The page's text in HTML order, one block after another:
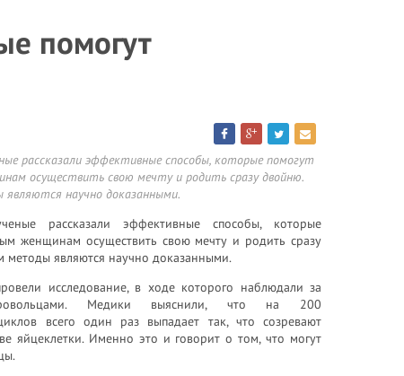
помогут
рассказали эффективные способы, которые помогут
осуществить свою мечту и родить сразу двойню.
научно доказанными.
рассказали эффективные способы, которые
женщинам осуществить свою мечту и родить сразу
методы являются научно доказанными.
исследование, в ходе которого наблюдали за
Медики выяснили, что на 200
всего один раз выпадает так, что созревают
яйцеклетки. Именно это и говорит о том, что могут